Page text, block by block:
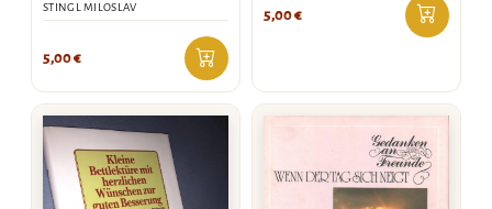
STINGL MILOSLAV
5,00€
5,00€